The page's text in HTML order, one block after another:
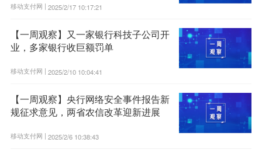
移动支付网 | 2025/2/17 10:17:21
【一周观察】又一家银行科技子公司开
业，多家银行收巨额罚单
移动支付网 | 2025/2/10 10:04:41
【一周观察】央行网络安全事件报告新
规征求意见，两省农信改革迎新进展
移动支付网 | 2025/2/6 10:38:43